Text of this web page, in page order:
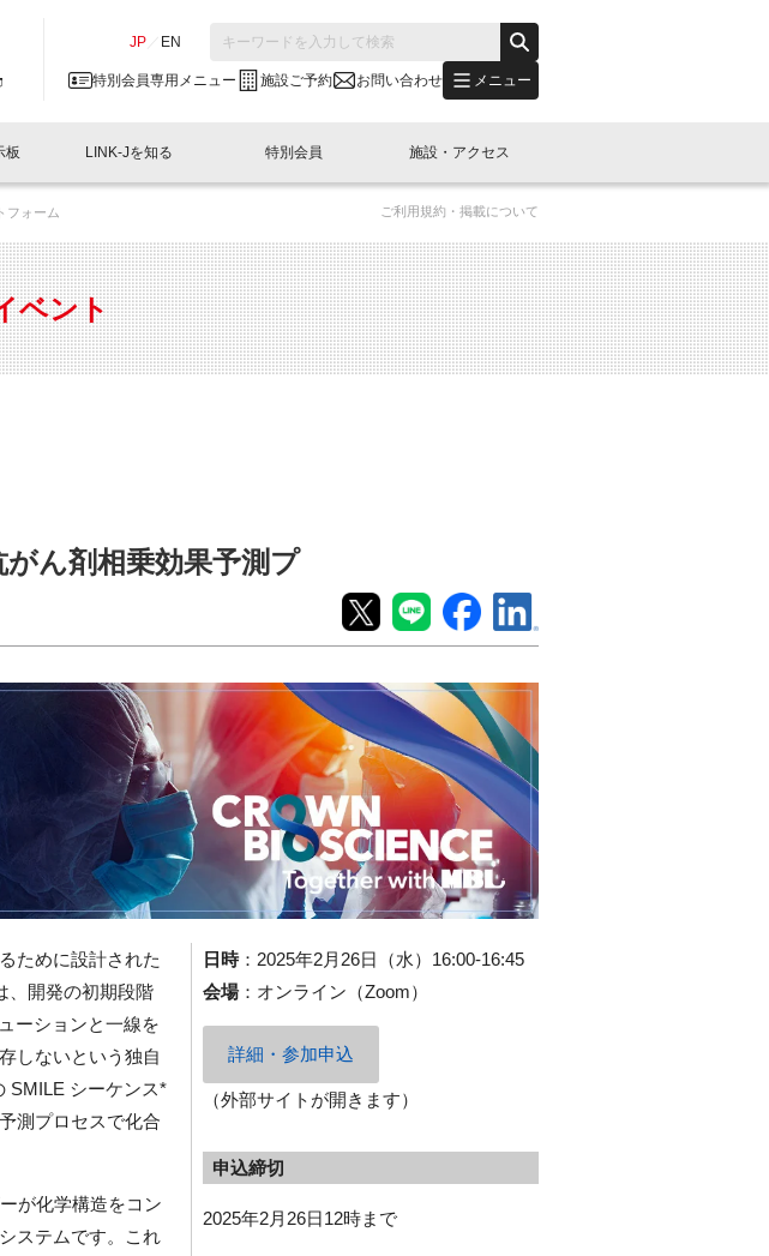
JP EN
特別会員専用メニュー 施設ご予約 お問い合わせ メニュー
トレポート一覧
J主催・共催 特別会員開催
J協賛・協力 出展・参加
What's "LINK-BioBAY TOKYO"？
会報誌 (News Letter)
日本橋コラム
板
報の交流掲示板一覧
レスリリース ニュース・事業紹介
イベント
LINK-Jを知る
What’s LINK-J WEST
事業内容
GTB日本橋エリアについて
特別会員
入会申し込み
施設・アクセス
施設ご予約
フォーム ご利用規約・掲載について
ベント
ん剤相乗効果予測プ
ために設計された
、開発の初期段階
ーションと一線を
しないという独自
SMILE シーケンス*
測プロセスで化合
が化学構造をコン
ステムです。これ
日時： 2025年2月26日（水）16:00-16:45
会場： オンライン（Zoom）
詳細・参加申込
（外部サイトが開きます）
申込締切
2025年2月26日12時まで